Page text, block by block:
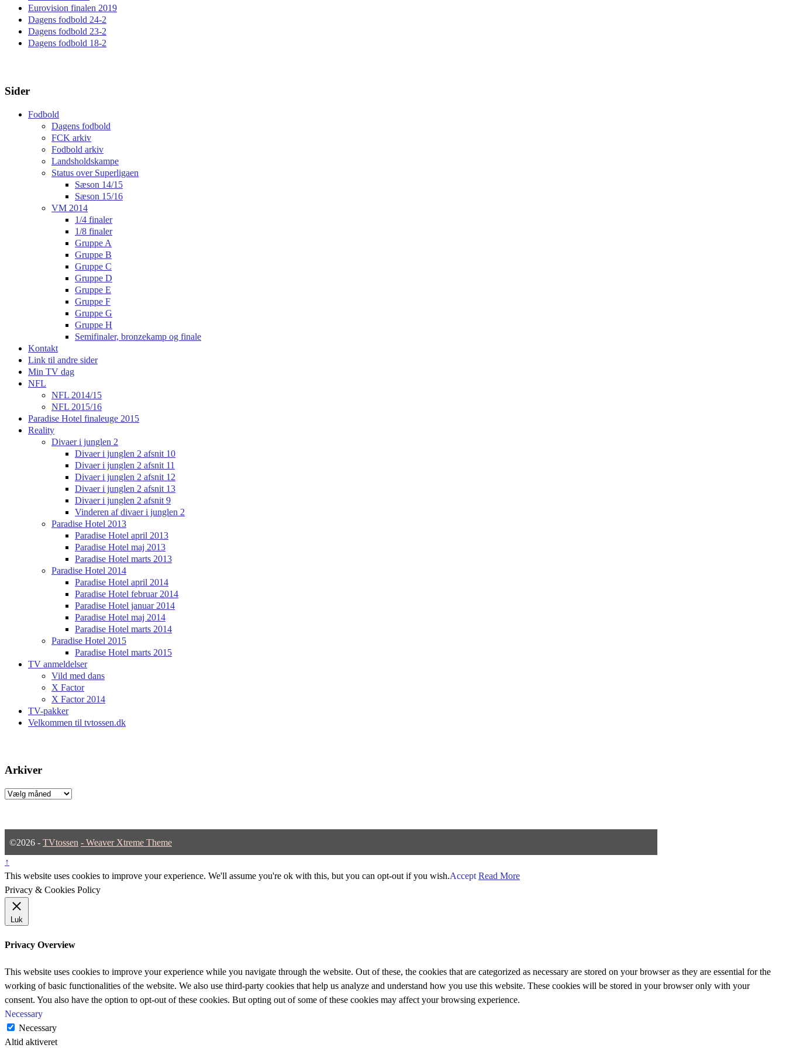
Eurovision finalen 2019
Dagens fodbold 24-2
Dagens fodbold 23-2
Dagens fodbold 18-2
Sider
Fodbold
Dagens fodbold
FCK arkiv
Fodbold arkiv
Landsholdskampe
Status over Superligaen
Sæson 14/15
Sæson 15/16
VM 2014
1/4 finaler
1/8 finaler
Gruppe A
Gruppe B
Gruppe C
Gruppe D
Gruppe E
Gruppe F
Gruppe G
Gruppe H
Semifinaler, bronzekamp og finale
Kontakt
Link til andre sider
Min TV dag
NFL
NFL 2014/15
NFL 2015/16
Paradise Hotel finaleuge 2015
Reality
Divaer i junglen 2
Divaer i junglen 2 afsnit 10
Divaer i junglen 2 afsnit 11
Divaer i junglen 2 afsnit 12
Divaer i junglen 2 afsnit 13
Divaer i junglen 2 afsnit 9
Vinderen af divaer i junglen 2
Paradise Hotel 2013
Paradise Hotel april 2013
Paradise Hotel maj 2013
Paradise Hotel marts 2013
Paradise Hotel 2014
Paradise Hotel april 2014
Paradise Hotel februar 2014
Paradise Hotel januar 2014
Paradise Hotel maj 2014
Paradise Hotel marts 2014
Paradise Hotel 2015
Paradise Hotel marts 2015
TV anmeldelser
Vild med dans
X Factor
X Factor 2014
TV-pakker
Velkommen til tvtossen.dk
Arkiver
Arkiver
©2026 - TVtossen - Weaver Xtreme Theme
↑
This website uses cookies to improve your experience. We'll assume you're ok with this, but you can opt-out if you wish.Accept Read More
Privacy & Cookies Policy
Luk
Privacy Overview
This website uses cookies to improve your experience while you navigate through the website. Out of these, the cookies that are categorized as necessary are stored on your browser as they are essential for the
working of basic functionalities of the website. We also use third-party cookies that help us analyze and understand how you use this website. These cookies will be stored in your browser only with your
consent. You also have the option to opt-out of these cookies. But opting out of some of these cookies may affect your browsing experience.
Necessary
Necessary
Altid aktiveret